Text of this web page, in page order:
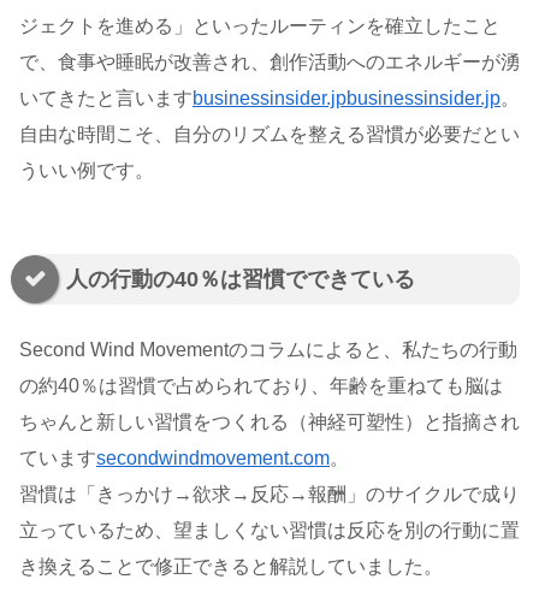
ジェクトを進める」といったルーティンを確立したこと
で、食事や睡眠が改善され、創作活動へのエネルギーが湧
いてきたと言いますbusinessinsider.jpbusinessinsider.jp。
自由な時間こそ、自分のリズムを整える習慣が必要だとい
ういい例です。
人の行動の40％は習慣でできている
Second Wind Movementのコラムによると、私たちの行動
の約40％は習慣で占められており、年齢を重ねても脳は
ちゃんと新しい習慣をつくれる（神経可塑性）と指摘され
ていますsecondwindmovement.com。
習慣は「きっかけ→欲求→反応→報酬」のサイクルで成り
立っているため、望ましくない習慣は反応を別の行動に置
き換えることで修正できると解説していました。